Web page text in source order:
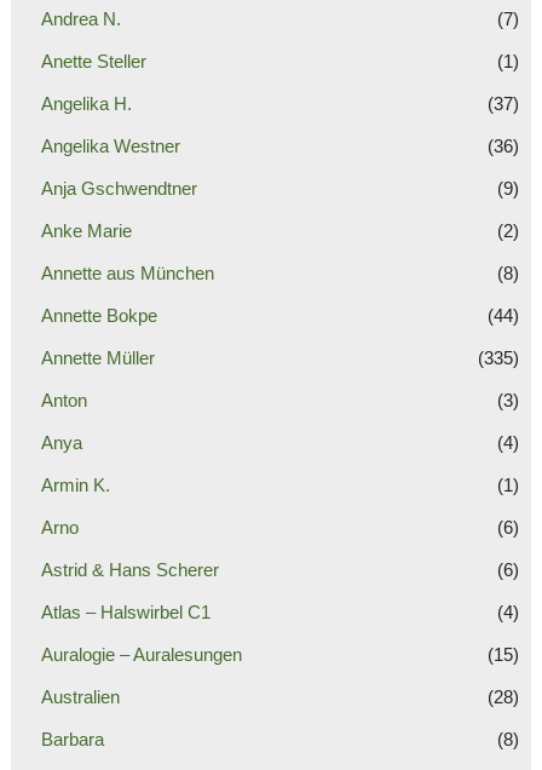
Andrea N. (7)
Anette Steller (1)
Angelika H. (37)
Angelika Westner (36)
Anja Gschwendtner (9)
Anke Marie (2)
Annette aus München (8)
Annette Bokpe (44)
Annette Müller (335)
Anton (3)
Anya (4)
Armin K. (1)
Arno (6)
Astrid & Hans Scherer (6)
Atlas – Halswirbel C1 (4)
Auralogie – Auralesungen (15)
Australien (28)
Barbara (8)